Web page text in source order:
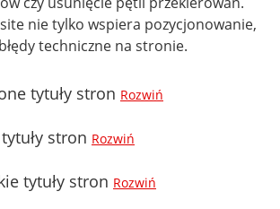
nie tylko wspiera pozycjonowanie,
techniczne na stronie.
tytuły stron Rozwiń
stron Rozwiń
tytuły stron Rozwiń